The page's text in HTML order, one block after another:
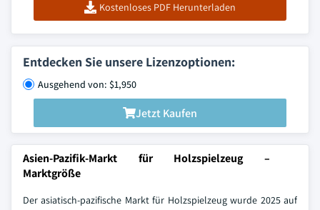
Kostenloses PDF Herunterladen
Entdecken Sie unsere Lizenzoptionen:
Ausgehend von: $1,950
Jetzt Kaufen
Asien-Pazifik-Markt für Holzspielzeug –
Marktgröße
Der asiatisch-pazifische Markt für Holzspielzeug wurde 2025 auf